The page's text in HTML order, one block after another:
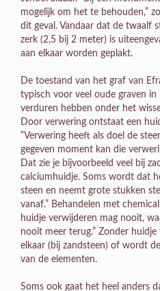
mogelijk om het te behouden,”
dit geval. Vandaar dat de twaalf
zerk (2,5 bij 2 meter) is
aan elkaar worden geplakt.
De toestand van het graf van
typisch voor veel oude graven
verduren hebben onder het
Door verwering ontstaat een
“Verwering heeft als doel de
gegeven moment kan die
Dat zie je bijvoorbeeld veel bij
calciumhuidje. Soms wordt dat
steen en neemt grote stukken
vanaf.” Behandelen met
huidje verwijderen mag nooit,
nooit meer terug.” Zonder
elkaar (bij zandsteen) of wordt
van de elementen.
Soms ook gaat het heel anders